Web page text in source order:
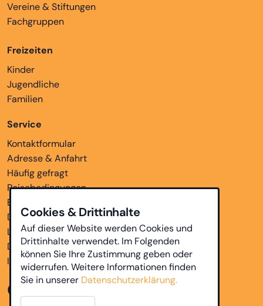
Vereine & Stiftungen
Fachgruppen
Freizeiten
Kinder
Jugendliche
Familien
Service
Kontaktformular
Adresse & Anfahrt
Häufig gefragt
Reisebedingungen
Bankverbindungen
Downloads
Links
Datenschutz
Impressum
Cookies & Drittinhalte
Auf dieser Website werden Cookies und
Drittinhalte verwendet. Im Folgenden
können Sie Ihre Zustimmung geben oder
widerrufen. Weitere Informationen finden
Sie in unserer Datenschutzerklärung.